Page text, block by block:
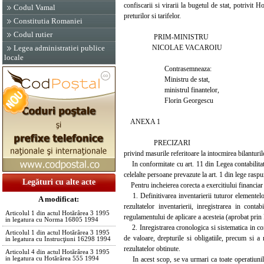
Codul Vamal
Constitutia Romaniei
Codul rutier
Legea administratiei publice
locale
Legături cu alte acte
A modificat:
Articolul 1 din actul Hotărârea 3 1995
in legatura cu Norma 16805 1994
Articolul 1 din actul Hotărârea 3 1995
in legatura cu Instrucţiuni 16298 1994
Articolul 4 din actul Hotărârea 3 1995
in legatura cu Hotărârea 555 1994
confiscarii si virarii la bugetul de stat, potrivit
preturilor si tarifelor.
PRIM-MINISTRU
NICOLAE VACAROIU
Contrasemneaza:
Ministru de stat,
ministrul finantelor,
Florin Georgescu
ANEXA 1
PRECIZARI
privind masurile referitoare la intocmirea
In conformitate cu art. 11 din Legea
celelalte persoane prevazute la art. 1 din lege
Pentru incheierea corecta a exercitiului
1. Definitivarea inventarierii tuturor
rezultatelor inventarierii, inregistrarea in
regulamentului de aplicare a acesteia (aprobat
2. Inregistrarea cronologica si sistematica in
de valoare, drepturile si obligatiile, precum si
rezultatelor obtinute.
In acest scop, se va urmari ca toate